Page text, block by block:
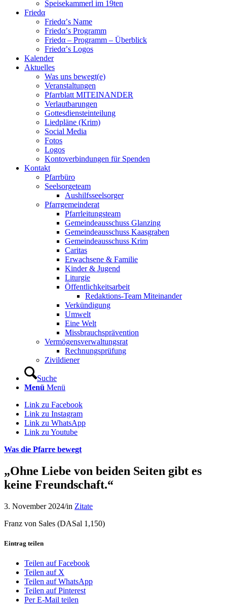
Speisekammerl im 19ten
Friedα
Friedα’s Name
Friedα’s Programm
Friedα – Programm – Überblick
Friedα’s Logos
Kalender
Aktuelles
Was uns bewegt(e)
Veranstaltungen
Pfarrblatt MITEINANDER
Verlautbarungen
Gottesdiensteinteilung
Liedpläne (Krim)
Social Media
Fotos
Logos
Kontoverbindungen für Spenden
Kontakt
Pfarrbüro
Seelsorgeteam
Aushilfsseelsorger
Pfarrgemeinderat
Pfarrleitungsteam
Gemeindeausschuss Glanzing
Gemeindeausschuss Kaasgraben
Gemeindeausschuss Krim
Caritas
Erwachsene & Familie
Kinder & Jugend
Liturgie
Öffentlichkeitsarbeit
Redaktions-Team Miteinander
Verkündigung
Umwelt
Eine Welt
Missbrauchsprävention
Vermögensverwaltungsrat
Rechnungsprüfung
Zivildiener
Suche
Menü Menü
Link zu Facebook
Link zu Instagram
Link zu WhatsApp
Link zu Youtube
Was die Pfarre bewegt
„Ohne Liebe von beiden Seiten gibt es
keine Freundschaft.“
3. November 2024/in Zitate
Franz von Sales (DASal 1,150)
Eintrag teilen
Teilen auf Facebook
Teilen auf X
Teilen auf WhatsApp
Teilen auf Pinterest
Per E-Mail teilen